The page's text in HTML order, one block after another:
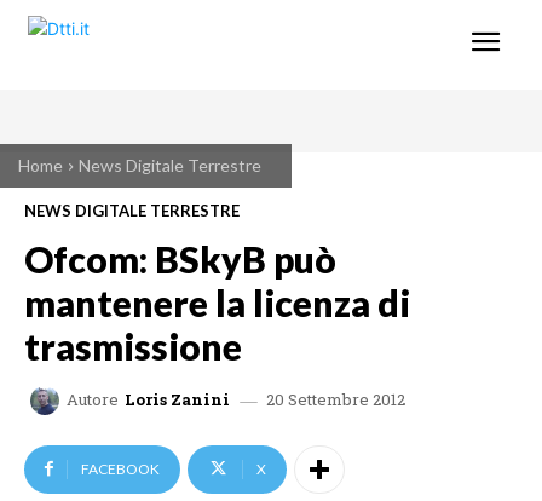
Home News Digitale Terrestre
NEWS DIGITALE TERRESTRE
Ofcom: BSkyB può
mantenere la licenza di
trasmissione
Autore Loris Zanini 20 Settembre 2012
FACEBOOK X